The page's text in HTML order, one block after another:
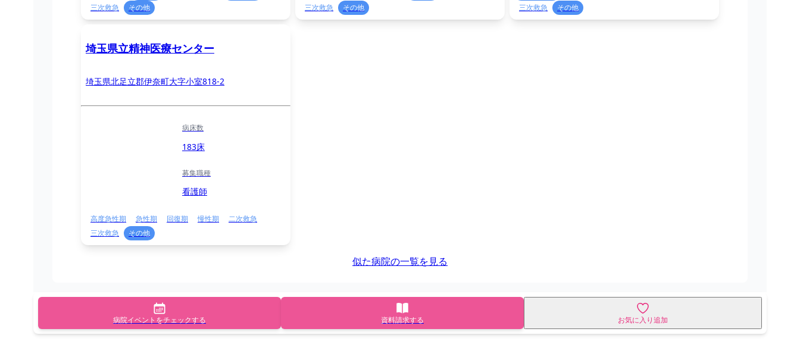
三次救急
その他
三次救急
その他
三次救急
その他
埼玉県立精神医療センター
埼玉県北足立郡伊奈町大字小室818-2
病床数
183床
募集職種
看護師
高度急性期 急性期 回復期 慢性期
二次救急
三次救急
その他
似た病院の一覧を見る
病院イベントをチェックする 資料請求する お気に入り追加